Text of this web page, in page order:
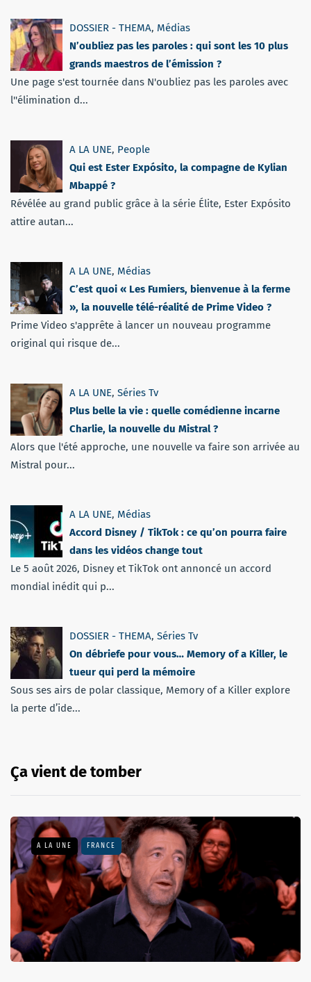
DOSSIER - THEMA, Médias
N’oubliez pas les paroles : qui sont les 10 plus
grands maestros de l’émission ?
Une page s'est tournée dans N'oubliez pas les paroles avec
l''élimination d...
A LA UNE, People
Qui est Ester Expósito, la compagne de Kylian
Mbappé ?
Révélée au grand public grâce à la série Élite, Ester Expósito
attire autan...
A LA UNE, Médias
C’est quoi « Les Fumiers, bienvenue à la ferme
», la nouvelle télé-réalité de Prime Video ?
Prime Video s'apprête à lancer un nouveau programme
original qui risque de...
A LA UNE, Séries Tv
Plus belle la vie : quelle comédienne incarne
Charlie, la nouvelle du Mistral ?
Alors que l'été approche, une nouvelle va faire son arrivée au
Mistral pour...
A LA UNE, Médias
Accord Disney / TikTok : ce qu’on pourra faire
dans les vidéos change tout
Le 5 août 2026, Disney et TikTok ont annoncé un accord
mondial inédit qui p...
DOSSIER - THEMA, Séries Tv
On débriefe pour vous… Memory of a Killer, le
tueur qui perd la mémoire
Sous ses airs de polar classique, Memory of a Killer explore
la perte d’ide...
Ça vient de tomber
A LA UNE FRANCE